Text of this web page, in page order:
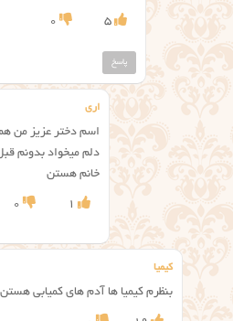
5
0
پاسخ
اري
دلم ميخواد بدونم
خانم هستن
1
0
کیمیا
بنظرم کیمیا ها آدم های کمیابی هستن